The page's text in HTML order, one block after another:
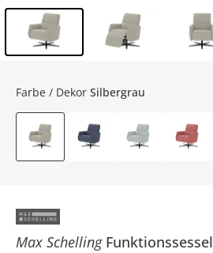
Max Schelling Funktionssessel
Farbe / Dekor Silbergrau